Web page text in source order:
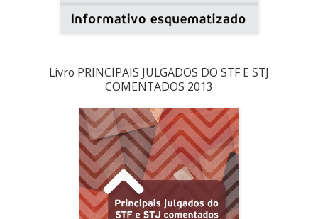
Livro PRINCIPAIS JULGADOS DO STF E STJ
COMENTADOS 2013